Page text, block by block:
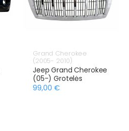
Grand Cherokee
(2005- 2010)
Jeep Grand Cherokee
(05-) Grotelės
99,00 €